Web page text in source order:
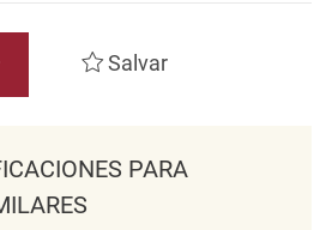
Salvar
PARA